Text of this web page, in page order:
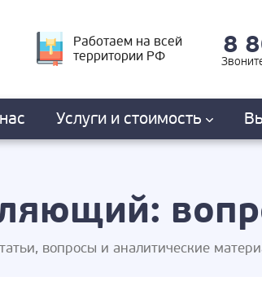
Работаем на всей
территории РФ
8
Услуги и стоимость
вопросы и аналитические